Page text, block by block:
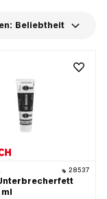
Beliebtheit
28537